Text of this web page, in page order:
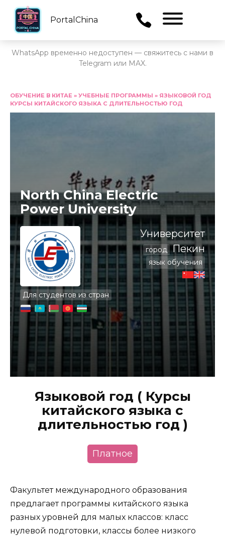
PortalChina
WhatsApp временно недоступен — свяжитесь с нами в
Telegram или MAX.
содержанию
ОБУЧЕНИЕ В КИТАЕ » УЧЕБНЫЕ ПРОГРАММЫ » ЯЗЫКОВОЙ ГОД
КУРСЫ КИТАЙСКОГО ЯЗЫКА С ДЛИТЕЛЬНОСТЬЮ ГОД
North China Electric
Power University
Для студентов из стран
Университет
город Пекин
язык обучения
Языковой год ( Курсы
китайского языка с
длительностью год )
Платное
Факультет международного образования
предлагает программы китайского языка
разных уровней для малых классов: класс
нулевой подготовки, классы более низкого